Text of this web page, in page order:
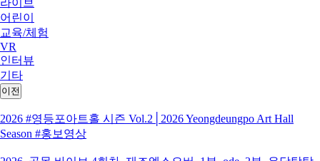
라이브
어린이
교육/체험
VR
인터뷰
기타
이전
2026 #영등포아트홀 시즌 Vol.2│2026 Yeongdeungpo Art Hall
Season #홍보영상